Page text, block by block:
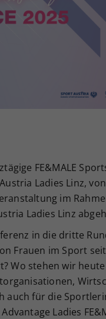
FE&MALE
Ladies Linz,
im
Ladies Linz
in die dritte
Frauen im Sport
Wo stehen wir
auch für die
Ladies
Ihrer vorgenommen
Webseiten-Betreiber